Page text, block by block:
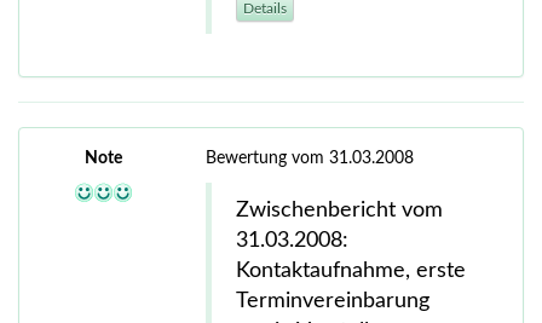
Details
Note Bewertung vom 31.03.2008
Zwischenbericht vom
31.03.2008:
Kontaktaufnahme, erste
Terminvereinbarung